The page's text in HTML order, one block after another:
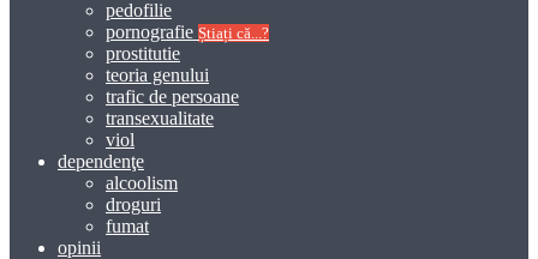
pedofilie
pornografie Știați că...?
prostitutie
teoria genului
trafic de persoane
transexualitate
viol
dependenţe
alcoolism
droguri
fumat
opinii